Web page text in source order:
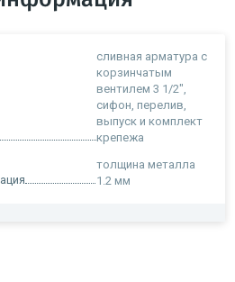
сливная арматура с
корзинчатым
вентилем 3 1/2",
сифон, перелив,
выпуск и комплект
крепежа
толщина металла
1.2 мм